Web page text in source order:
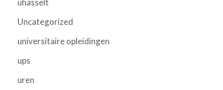
Uncategorized
universitaire opleidingen
ups
uren